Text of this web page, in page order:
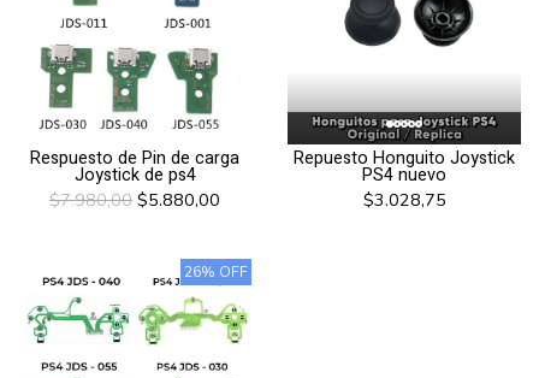
Respuesto de Pin de carga
Joystick de ps4
$7.980,00 $5.880,00
Repuesto Honguito Joystick
PS4 nuevo
$3.028,75
26% OFF